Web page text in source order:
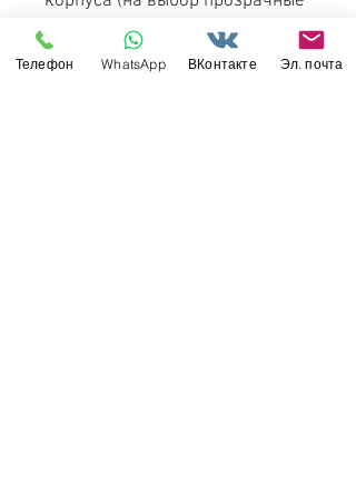
или наоборот).
Телефон WhatsApp ВКонтакте Эл. почта